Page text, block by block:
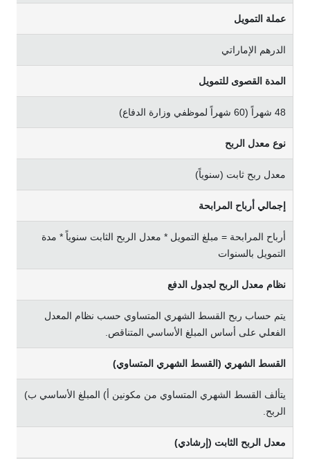
ﻋﻤﻠﺔ اﻟﺘﻤﻮﻳﻞ
اﻟﺪرﻫﻢ الإﻣﺎراﺗﻲ
اﻟﻤﺪة اﻟﻘﺼﻮى ﻟﻠﺘﻤﻮﻳﻞ
48 ﺷﻬﺮاً (60 ﺷﻬﺮاً ﻟﻤﻮﻇﻔﻲ وزارة اﻟﺪﻓﺎع)
ﻧﻮع ﻣﻌﺪل اﻟﺮﺑﺢ
ﻣﻌﺪل رﺑﺢ ﺛﺎﺑﺖ (ﺳﻨﻮﻳﺎً)
إﺟﻤﺎﻟﻲ أرﺑﺎح اﻟﻤﺮاﺑﺤﺔ
أرﺑﺎح اﻟﻤﺮاﺑﺤﺔ = ﻣﺒﻠﻎ اﻟﺘﻤﻮﻳﻞ * ﻣﻌﺪل اﻟﺮﺑﺢ اﻟﺜﺎﺑﺖ ﺳﻨﻮﻳﺎً * ﻣﺪة
اﻟﺘﻤﻮﻳﻞ ﺑﺎﻟﺴﻨﻮات
ﻧﻈﺎم ﻣﻌﺪل اﻟﺮﺑﺢ ﻟﺠﺪول اﻟﺪﻓﻊ
ﻳﺘﻢ ﺣﺴﺎب رﺑﺢ اﻟﻘﺴﻂ اﻟﺸﻬﺮي اﻟﻤﺘﺴﺎوي ﺣﺴﺐ ﻧﻈﺎم اﻟﻤﻌﺪل
اﻟﻔﻌﻠﻲ ﻋﻠﻰ أﺳﺎس اﻟﻤﺒﻠﻎ الأساسي اﻟﻤﺘﻨﺎﻗﺺ.
اﻟﻘﺴﻂ اﻟﺸﻬﺮي (اﻟﻘﺴﻂ اﻟﺸﻬﺮي اﻟﻤﺘﺴﺎوي)
ﻳﺘﺄﻟﻒ اﻟﻘﺴﻂ اﻟﺸﻬﺮي اﻟﻤﺘﺴﺎوي ﻣﻦ ﻣﻜﻮﻧﻴﻦ أ) اﻟﻤﺒﻠﻎ الأساسي ب)
اﻟﺮﺑﺢ.
ﻣﻌﺪل اﻟﺮﺑﺢ اﻟﺜﺎﺑﺖ (إرﺷﺎدي)